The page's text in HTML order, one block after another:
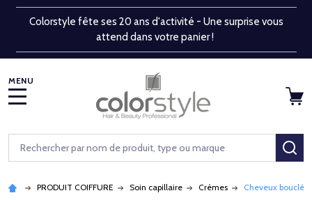
Colorstyle fête ses 20 ans d'activité - Une surprise vous
attend dans votre panier !
Rechercher
PRODUIT COIFFURE Soin capillaire Crèmes Cheveux bouclés